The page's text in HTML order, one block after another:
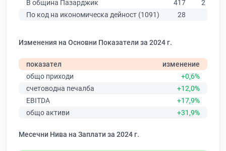
В община Пазарджик 417
2 195
По код на икономическа дейност (1091)
28
Изменения на Основни Показатели за 2024 г.
показател
изменение
общо приходи
+0,6%
счетоводна печалба
+12,0%
EBITDA
+17,9%
общо активи
+31,9%
Месечни Нива на Заплати за 2024 г.